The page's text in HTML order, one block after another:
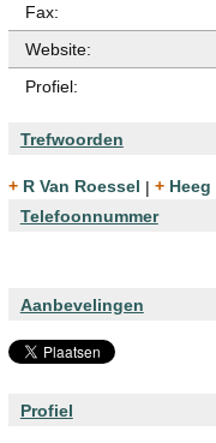
Fax:
Website:
Profiel:
Trefwoorden
+ R Van Roessel | + Heeg
Telefoonnummer
Aanbevelingen
Profiel